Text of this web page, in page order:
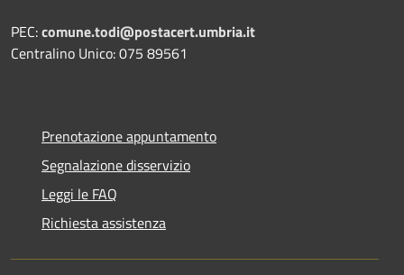
PEC:comune.todi@postacert.umbria.it
Centralino Unico: 075 89561
Prenotazione appuntamento
Segnalazione disservizio
Leggi le FAQ
Richiesta assistenza